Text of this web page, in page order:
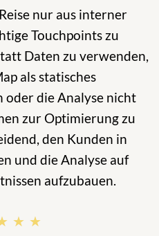
nur aus interner
Touchpoints zu
Daten zu verwenden,
als statisches
oder die Analyse nicht
zur Optimierung zu
den Kunden in
und die Analyse auf
aufzubauen.